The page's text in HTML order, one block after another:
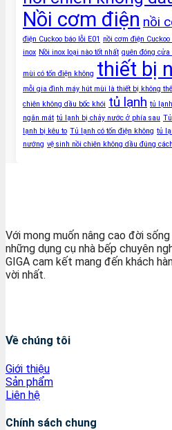
Nồi cơm điện nồi
điện Cuckoo báo lỗi E01 nồi cơm điện Cuckoo
inox Nồi inox loại nào tốt nhất quên đóng cửa
mùi có tốn điện không thiết bị
mỗi gia đình máy hút mùi là thiết bị không
chiên không dầu bốc khói tủ lạnh tủ
ngăn mát tủ lạnh bị chảy nước ở phía sau
lạnh bị kêu to Tủ lạnh có tốn điện không tủ
nướng vệ sinh nồi chiên không dầu đúng cách
Với mong muốn nâng cao đời
những dụng cụ nhà bếp chuyên
GIGA cam kết mang đến khách
vời nhất.
Về chúng tôi
Giới thiệu
Sản phẩm
Liên hệ
Chính sách chung